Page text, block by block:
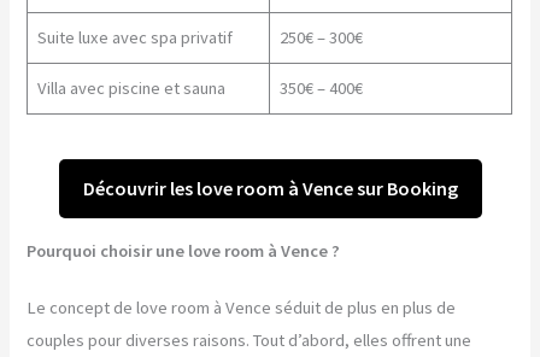
Suite luxe avec spa privatif 250€ – 300€
Villa avec piscine et sauna 350€ – 400€
Découvrir les love room à Vence sur Booking
Pourquoi choisir une love room à Vence ?
Le concept de love room à Vence séduit de plus en plus de
couples pour diverses raisons. Tout d’abord, elles offrent une